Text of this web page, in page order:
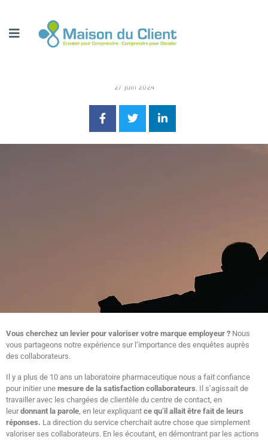
27 juin 2024
Vous cherchez un levier pour valoriser votre marque employeur ? Nous
vous partageons notre expérience sur l’importance des enquêtes auprès
des collaborateurs.
Il y a plus de 10 ans un laboratoire pharmaceutique nous a fait confiance
pour initier une mesure de la satisfaction collaborateurs. Il s’agissait de
travailler avec les chargées de clientèle du centre de contact, en
leurdonnant la parole, en leur expliquant ce qu’il allait être fait de leurs
réponses. La direction du service cherchait autre chose que simplement
valoriser ses collaborateurs. En les écoutant, en démontrant par les actions